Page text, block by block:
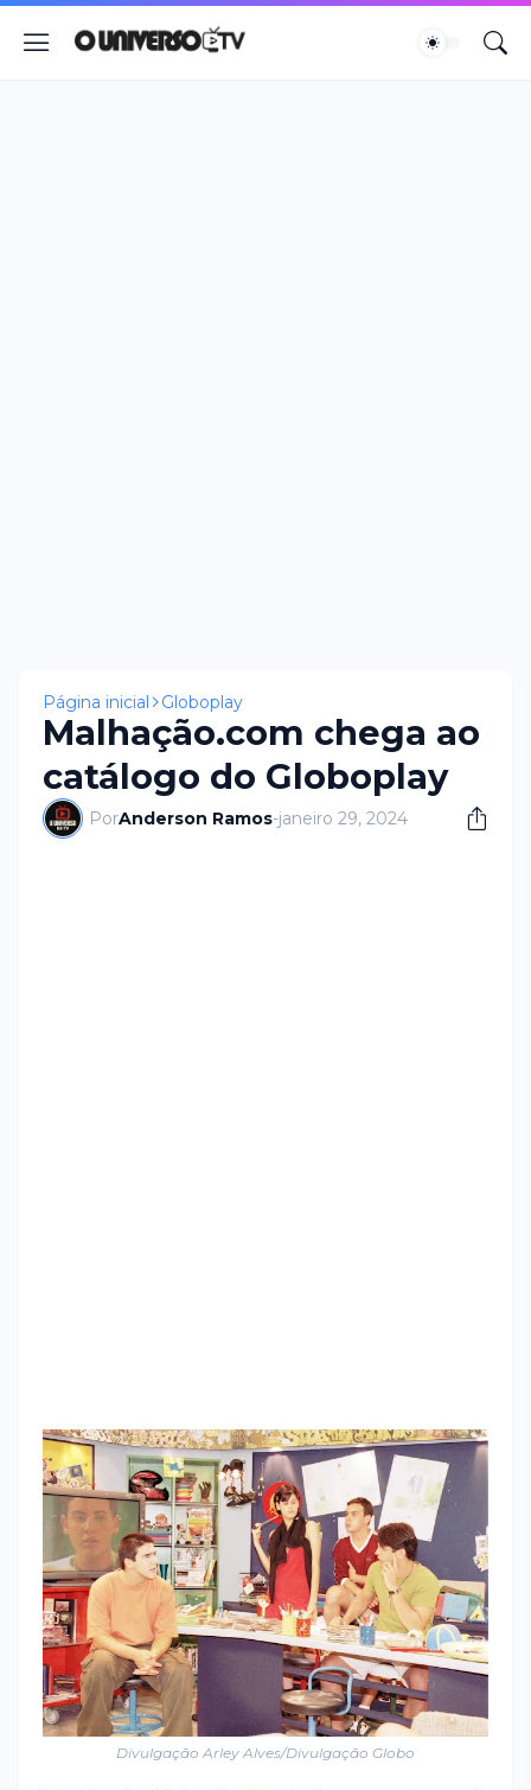
Página inicial Globoplay
Malhação.com chega ao
catálogo do Globoplay
PorAnderson Ramos-janeiro 29, 2024
Divulgação Arley Alves/Divulgação Globo